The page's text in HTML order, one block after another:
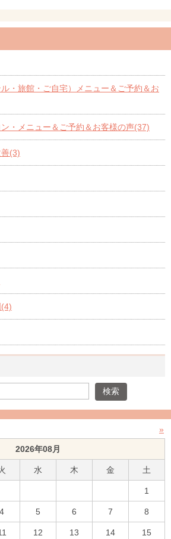
・旅館・ご自宅）メニュー＆ご予約＆お
・メニュー＆ご予約＆お客様の声(37)
(3)
»
2026年08月
水 木 金 土
1
4 5 6 7 8
12 13 14 15